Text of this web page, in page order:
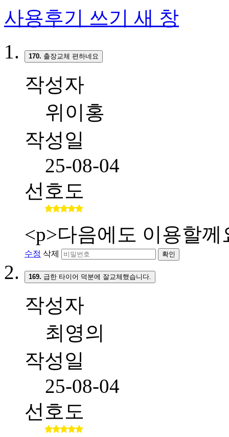
사용후기 쓰기 새 창
170. 출장교체 편하네요
작성자
위이홍
작성일
25-08-04
선호도
<p>다음에도 이용할께
수정 삭제 확인
169. 급한 타이어 덕분에 잘교체했습니다.
작성자
최영의
작성일
25-08-04
선호도